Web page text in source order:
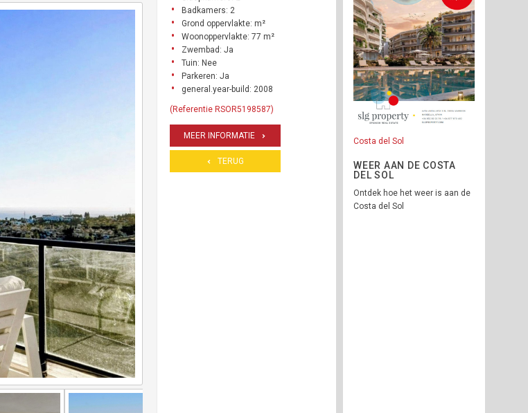
Badkamers: 2
Grond oppervlakte: m²
Woonoppervlakte: 77 m²
Zwembad: Ja
Tuin: Nee
Parkeren: Ja
general.year-build: 2008
(Referentie RSOR5198587)
MEER INFORMATIE
TERUG
Costa del Sol
WEER AAN DE COSTA
DEL SOL
Ontdek hoe het weer is aan de
Costa del Sol